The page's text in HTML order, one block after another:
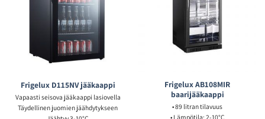
Frigelux D115NV jääkaappi
Vapaasti seisova jääkaappi lasiovella
Täydellinen juomien jäähdytykseen
Frigelux AB108MIR
baarijääkaappi
• 89 litran tilavuus
• Lämpötila: 2-10°C